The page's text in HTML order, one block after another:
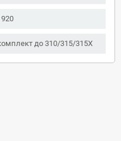
до 310/315/315Х